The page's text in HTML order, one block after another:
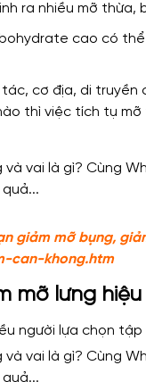
ra nhiều mỡ thừa,
cao có
cơ địa, di
thì việc tích tụ
giảm mỡ bụng,
can-khong.htm
mỡ lưng
người lựa chọn